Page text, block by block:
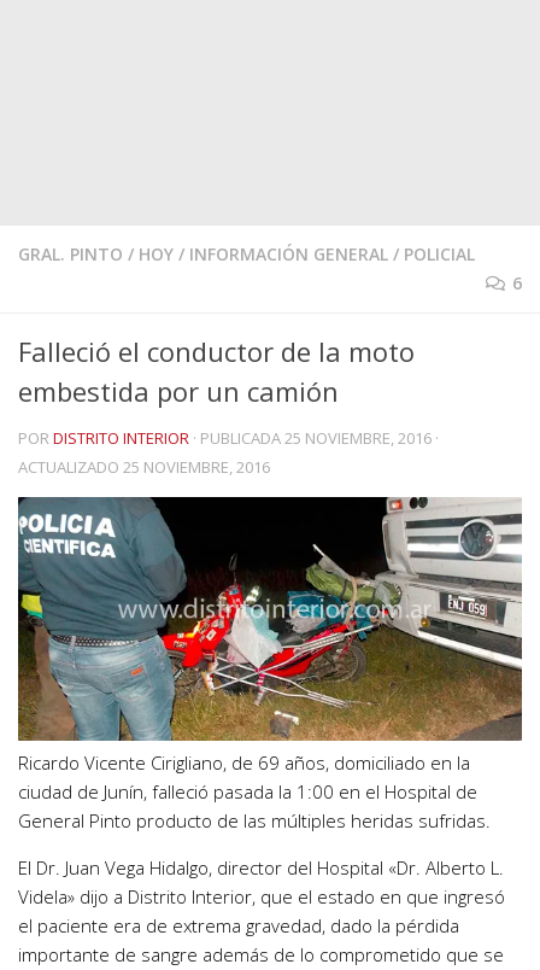
GRAL. PINTO / HOY / INFORMACIÓN GENERAL / POLICIAL
6
Falleció el conductor de la moto
embestida por un camión
PORDISTRITO INTERIOR · PUBLICADA25 NOVIEMBRE, 2016 ·
ACTUALIZADO 25 NOVIEMBRE, 2016
Ricardo Vicente Cirigliano, de 69 años, domiciliado en la
ciudad de Junín, falleció pasada la 1:00 en el Hospital de
General Pinto producto de las múltiples heridas sufridas.
El Dr. Juan Vega Hidalgo, director del Hospital «Dr. Alberto L.
Videla» dijo a Distrito Interior, que el estado en que ingresó
el paciente era de extrema gravedad, dado la pérdida
importante de sangre además de lo comprometido que se